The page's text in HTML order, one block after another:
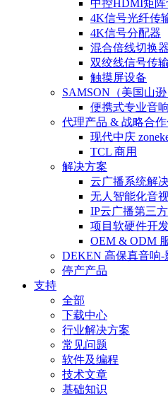
中控HDMI矩阵
4K信号光纤传
4K信号分配器
混合倍线切换器
双绞线信号传
触摸屏设备
SAMSON（美国山逊
便携式专业音响
代理产品 & 战略合
现代中庆
TCL 商用
解决方案
云广播系统解
无人智能化音
IP云广播第三
项目软硬件开
OEM & ODM
DEKEN 高保真音响-
停产产品
支持
全部
下载中心
行业解决方案
常见问题
软件及编程
技术文章
基础知识